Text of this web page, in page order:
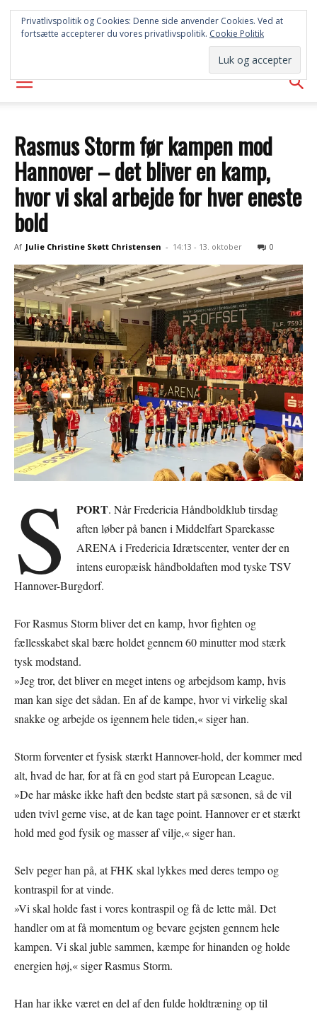
SYD
AVISEN
Rasmus Storm før kampen mod
Hannover – det bliver en kamp,
hvor vi skal arbejde for hver eneste
bold
Af Julie Christine Skøtt Christensen - 14:13 - 13. oktober 0
S PORT. Når Fredericia Håndboldklub tirsdag
aften løber på banen i Middelfart Sparekasse
ARENA i Fredericia Idrætscenter, venter der en
intens europæisk håndboldaften mod tyske TSV
Hannover-Burgdorf.
For Rasmus Storm bliver det en kamp, hvor fighten og
fællesskabet skal bære holdet gennem 60 minutter mod stærk
tysk modstand.
»Jeg tror, det bliver en meget intens og arbejdsom kamp, hvis
man kan sige det sådan. En af de kampe, hvor vi virkelig skal
snakke og arbejde os igennem hele tiden,« siger han.
Storm forventer et fysisk stærkt Hannover-hold, der kommer med
alt, hvad de har, for at få en god start på European League.
»De har måske ikke haft den bedste start på sæsonen, så de vil
uden tvivl gerne vise, at de kan tage point. Hannover er et stærkt
hold med god fysik og masser af vilje,« siger han.
Selv peger han på, at FHK skal lykkes med deres tempo og
kontraspil for at vinde.
»Vi skal holde fast i vores kontraspil og få de lette mål. Det
handler om at få momentum og bevare gejsten gennem hele
kampen. Vi skal juble sammen, kæmpe for hinanden og holde
energien høj,« siger Rasmus Storm.
Han har ikke været en del af den fulde holdtræning op til
Privatlivspolitik og Cookies: Denne side anvender Cookies. Ved at
fortsætte accepterer du vores privatlivspolitik. Cookie Politik